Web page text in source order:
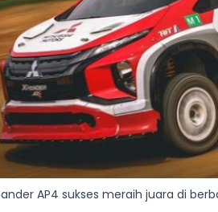
AP4 sukses meraih juara di